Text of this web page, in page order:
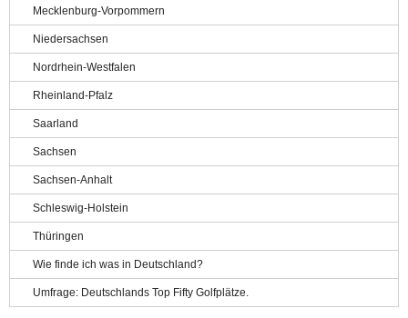
Mecklenburg-Vorpommern
Niedersachsen
Nordrhein-Westfalen
Rheinland-Pfalz
Saarland
Sachsen
Sachsen-Anhalt
Schleswig-Holstein
Thüringen
Wie finde ich was in Deutschland?
Umfrage: Deutschlands Top Fifty Golfplätze.